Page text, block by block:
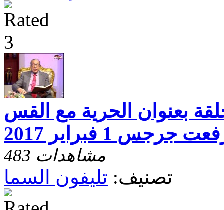
بعنوان الحرية مع القس
1 فبراير 2017
483 مشاهدات
تصنيف: تليفون السما